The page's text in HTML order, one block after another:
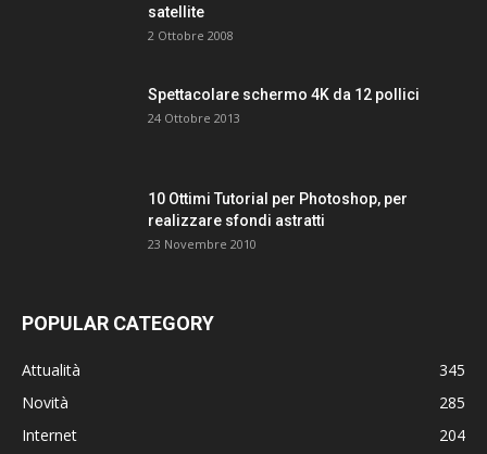
satellite
2 Ottobre 2008
Spettacolare schermo 4K da 12 pollici
24 Ottobre 2013
10 Ottimi Tutorial per Photoshop, per
realizzare sfondi astratti
23 Novembre 2010
POPULAR CATEGORY
Attualità
345
Novità
285
Internet
204